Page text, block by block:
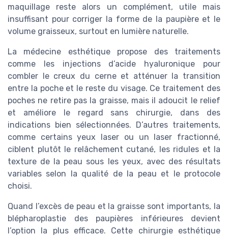
maquillage reste alors un complément, utile mais
insuffisant pour corriger la forme de la paupière et le
volume graisseux, surtout en lumière naturelle.
La médecine esthétique propose des traitements
comme les injections d’acide hyaluronique pour
combler le creux du cerne et atténuer la transition
entre la poche et le reste du visage. Ce traitement des
poches ne retire pas la graisse, mais il adoucit le relief
et améliore le regard sans chirurgie, dans des
indications bien sélectionnées. D’autres traitements,
comme certains yeux laser ou un laser fractionné,
ciblent plutôt le relâchement cutané, les ridules et la
texture de la peau sous les yeux, avec des résultats
variables selon la qualité de la peau et le protocole
choisi.
Quand l’excès de peau et la graisse sont importants, la
blépharoplastie des paupières inférieures devient
l’option la plus efficace. Cette chirurgie esthétique